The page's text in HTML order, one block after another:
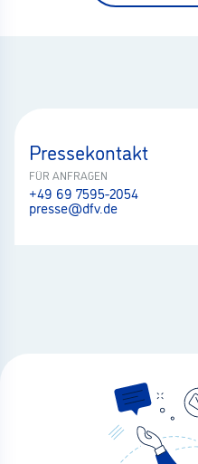
Pressekontakt
FÜR ANFRAGEN
+49 69 7595-2054
presse@dfv.de